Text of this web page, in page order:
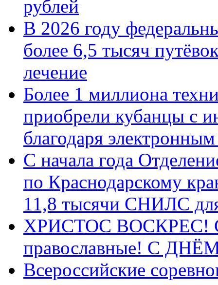
рублей
В 2026 году
более 6,5 тысяч
лечение
Более 1 миллиона
приобрели кубанцы с
благодаря
С начала года
по Краснодарскому
11,8 тысячи СНИЛС
ХРИСТОС ВОСКРЕС! С
православные! C
Всероссийские